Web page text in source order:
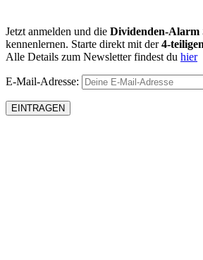
Jetzt anmelden und die Dividenden-Alarm
kennenlernen. Starte direkt mit der4-
Alle Details zum Newsletter findest du hier
E-Mail-Adresse: